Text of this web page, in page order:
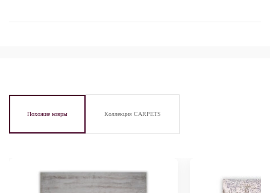
Похожие ковры Коллекция CARPETS